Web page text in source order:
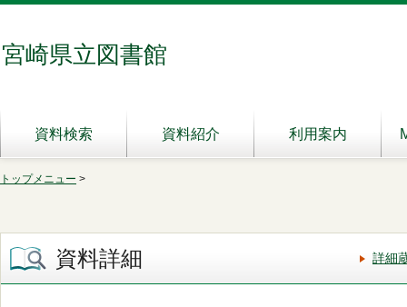
宮崎県立図書館
資料検索 資料紹介 利用案内
トップメニュー >
資料詳細 詳細